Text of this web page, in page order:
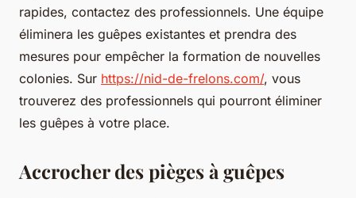
rapides, contactez des professionnels. Une équipe
éliminera les guêpes existantes et prendra des
mesures pour empêcher la formation de nouvelles
colonies. Sur https://nid-de-frelons.com/, vous
trouverez des professionnels qui pourront éliminer
les guêpes à votre place.
Accrocher des pièges à guêpes